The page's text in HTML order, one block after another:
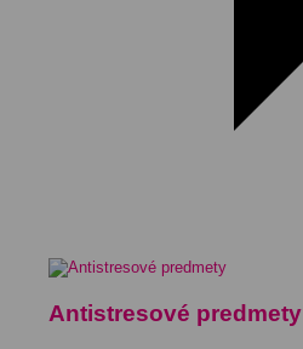
Antistresové predmety